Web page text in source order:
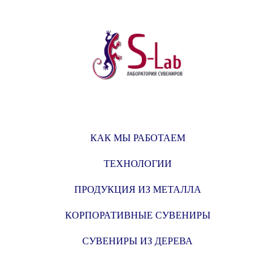
КАК МЫ РАБОТАЕМ
ТЕХНОЛОГИИ
ПРОДУКЦИЯ ИЗ МЕТАЛЛА
КОРПОРАТИВНЫЕ СУВЕНИРЫ
СУВЕНИРЫ ИЗ ДЕРЕВА